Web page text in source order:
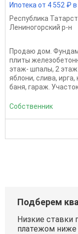
Ипотека от 4 552 ₽
Республика
Лениногорский р-н
Продаю дом.
плиты
этаж- шпалы, 2
яблони, слива,
баня, гараж. Участок
Собственник
Подберем
Низкие ставки
платежом